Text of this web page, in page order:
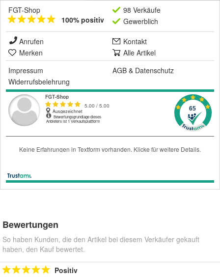
FGT-Shop
100% positiv
98 Verkäufe
Gewerblich
Anrufen
Kontakt
Merken
Alle Artikel
Impressum
AGB & Datenschutz
Widerrufsbelehrung
Bewertungen
So haben Kunden, die den Artikel bei diesem Verkäufer gekauft
haben, den Kauf bewertet.
Positiv